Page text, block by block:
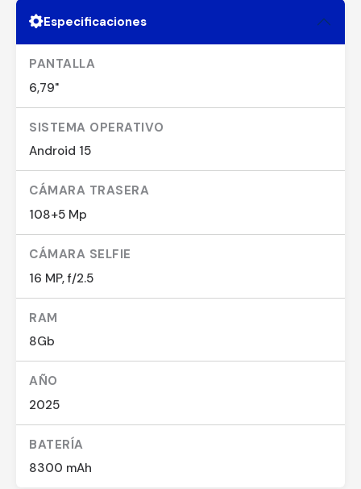
Especificaciones
PANTALLA
6,79"
SISTEMA OPERATIVO
Android 15
CÁMARA TRASERA
108+5 Mp
CÁMARA SELFIE
16 MP, f/2.5
RAM
8Gb
AÑO
2025
BATERÍA
8300 mAh